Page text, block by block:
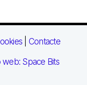
Contacte
Space Bits